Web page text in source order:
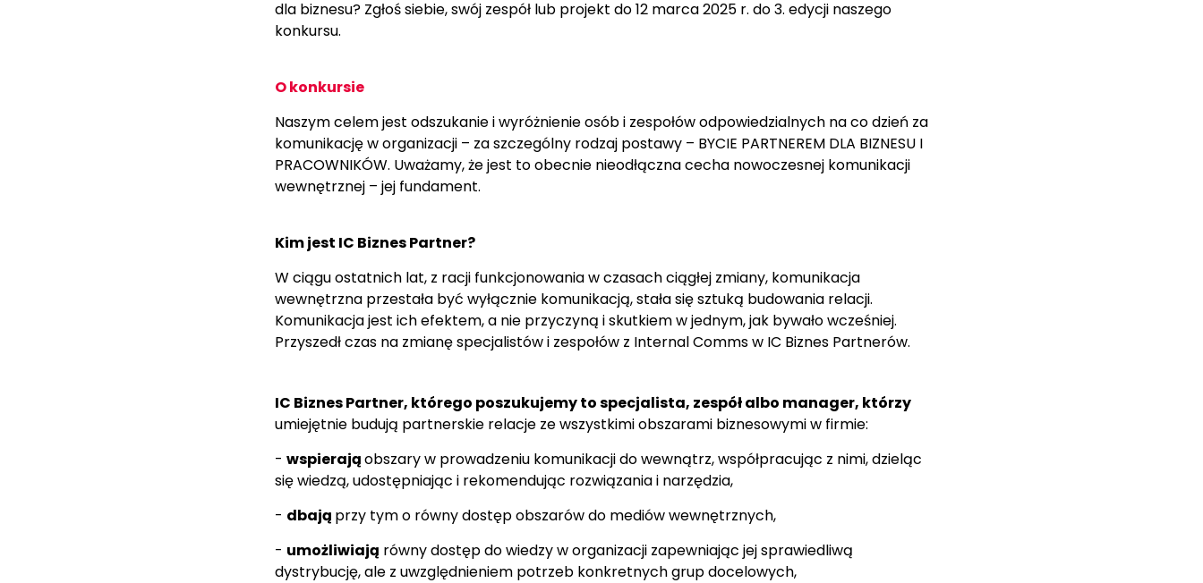
dla biznesu? Zgłoś siebie, swój zespół lub projekt do 12 marca 2025 r. do 3. edycji naszego
konkursu.
O konkursie
Naszym celem jest odszukanie i wyróżnienie osób i zespołów odpowiedzialnych na co dzień za
komunikację w organizacji – za szczególny rodzaj postawy – BYCIE PARTNEREM DLA BIZNESU I
PRACOWNIKÓW. Uważamy, że jest to obecnie nieodłączna cecha nowoczesnej komunikacji
wewnętrznej – jej fundament.
Kim jest IC Biznes Partner?
W ciągu ostatnich lat, z racji funkcjonowania w czasach ciągłej zmiany, komunikacja
wewnętrzna przestała być wyłącznie komunikacją, stała się sztuką budowania relacji.
Komunikacja jest ich efektem, a nie przyczyną i skutkiem w jednym, jak bywało wcześniej.
Przyszedł czas na zmianę specjalistów i zespołów z Internal Comms w IC Biznes Partnerów.
IC Biznes Partner, którego poszukujemy to specjalista, zespół albo manager, którzy
umiejętnie budują partnerskie relacje ze wszystkimi obszarami biznesowymi w firmie:
- wspierająobszary w prowadzeniu komunikacji do wewnątrz, współpracując z nimi, dzieląc
się wiedzą, udostępniając i rekomendując rozwiązania i narzędzia,
- dbają przy tym o równy dostęp obszarów do mediów wewnętrznych,
- umożliwiają równy dostęp do wiedzy w organizacji zapewniając jej sprawiedliwą
dystrybucję, ale z uwzględnieniem potrzeb konkretnych grup docelowych,